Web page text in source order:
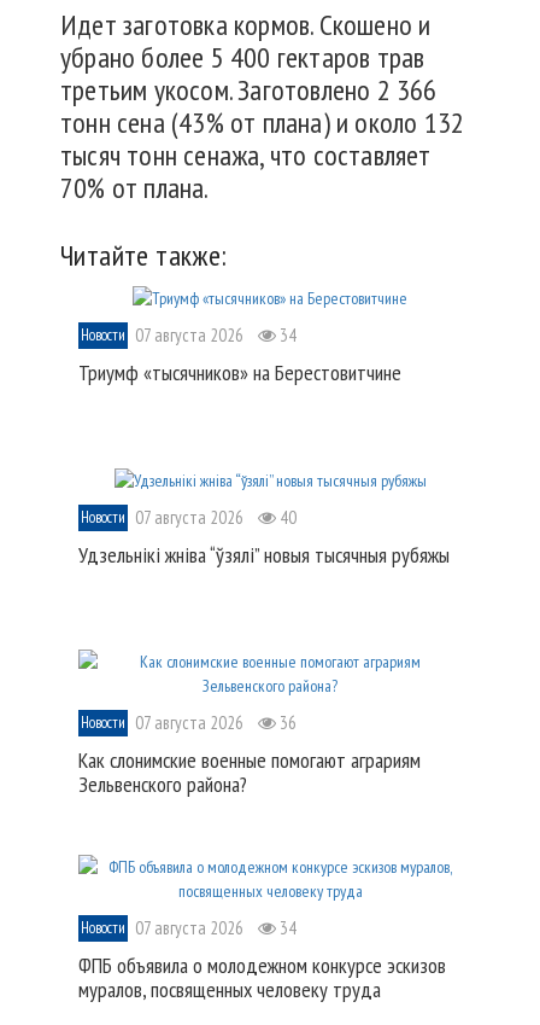
Идет заготовка кормов. Скошено и
убрано более 5 400 гектаров трав
третьим укосом. Заготовлено 2 366
тонн сена (43% от плана) и около 132
тысяч тонн сенажа, что составляет
70% от плана.
Читайте также:
Новости 07 августа 2026 34
Триумф «тысячников» на Берестовитчине
Новости 07 августа 2026 40
Удзельнікі жніва “ўзялі” новыя тысячныя рубяжы
Новости 07 августа 2026 36
Как слонимские военные помогают аграриям
Зельвенского района?
Новости 07 августа 2026 34
ФПБ объявила о молодежном конкурсе эскизов
муралов, посвященных человеку труда